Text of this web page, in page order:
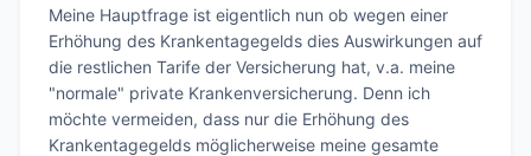
Meine Hauptfrage ist eigentlich nun ob wegen einer
Erhöhung des Krankentagegelds dies Auswirkungen auf
die restlichen Tarife der Versicherung hat, v.a. meine
"normale" private Krankenversicherung. Denn ich
möchte vermeiden, dass nur die Erhöhung des
Krankentagegelds möglicherweise meine gesamte